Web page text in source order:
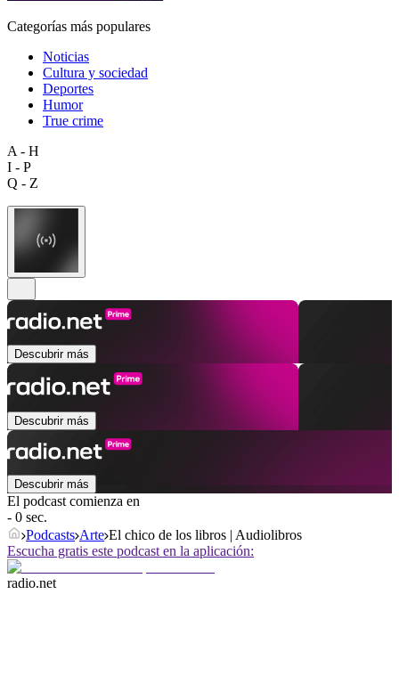
Categorías más populares
Noticias
Cultura y sociedad
Deportes
Humor
True crime
A - H
I - P
Q - Z
Descubrir más
Descubrir más
Descubrir más
El podcast comienza en
- 0 sec.
Podcasts Arte El chico de los libros | Audiolibros
Escucha gratis este podcast en la aplicación:
radio.net